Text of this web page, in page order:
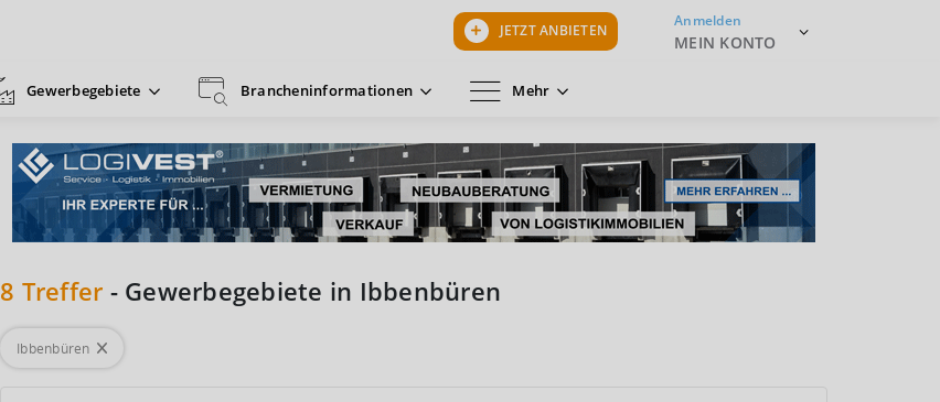
JETZT ANBIETEN
Anmelden
MEIN KONTO
Gewerbegebiete Brancheninformationen Mehr
8 Treffer - Gewerbegebiete in Ibbenbüren
Ibbenbüren